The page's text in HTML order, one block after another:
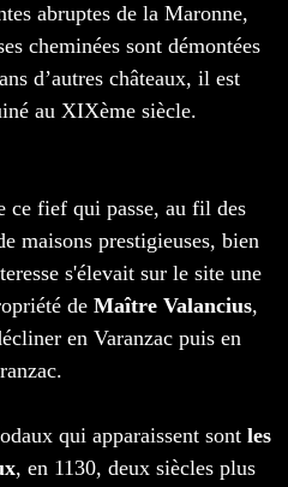
abruptes de la Maronne,
cheminées sont démontées
d’autres châteaux, il est
au XIXème siècle.
ce fief qui passe, au fil des
maisons prestigieuses, bien
s'élevait sur le site une
de Maître Valancius,
en Varanzac puis en
qui apparaissent sont les
, en 1130, deux siècles plus